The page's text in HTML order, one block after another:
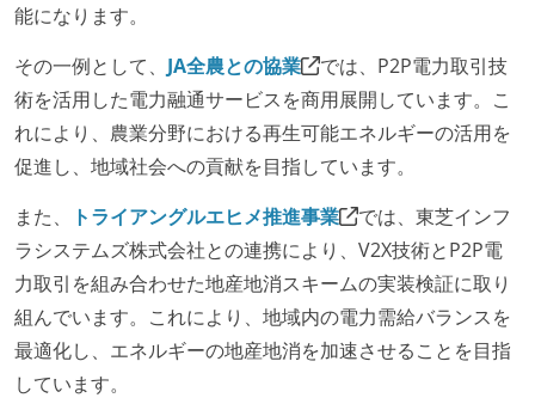
労働環境の自由度
オフィスへの通勤圏内であればフルリモートできる
業務時間中に中抜けできる制度がある
2年以内に未就学児を子育てしながら働いていたエン
ジニアがいる
フレックスタイム制または裁量労働制を採用している
メンバーの多様性
外国籍の開発メンバーがいる
待遇・福利厚生
能になります。
その一例として、 JA全農との協業
では、P2P電力取引技
術を活用した電力融通サービスを商用展開しています。こ
れにより、農業分野における再生可能エネルギーの活用を
促進し、地域社会への貢献を目指しています。
また、
トライアングルエヒメ推進事業
では、東芝インフ
ラシステムズ株式会社との連携により、V2X技術とP2P電
力取引を組み合わせた地産地消スキームの実装検証に取り
組んでいます。これにより、地域内の電力需給バランスを
最適化し、エネルギーの地産地消を加速させることを目指
しています。